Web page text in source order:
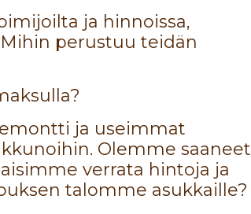
ja hinnoissa,
perustuu teidän
ja useimmat
Olemme saaneet
verrata hintoja ja
talomme asukkaille?